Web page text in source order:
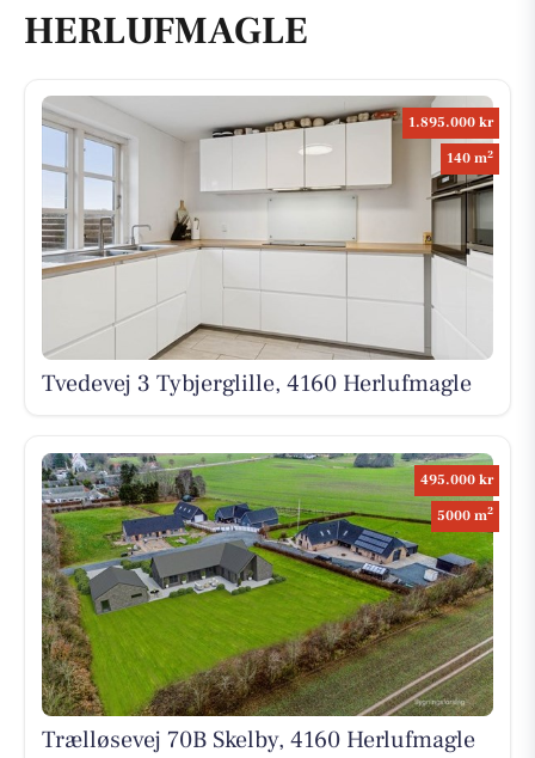
HERLUFMAGLE
1.895.000 kr
140 m2
Tvedevej 3 Tybjerglille, 4160 Herlufmagle
495.000 kr
5000 m2
Trælløsevej 70B Skelby, 4160 Herlufmagle